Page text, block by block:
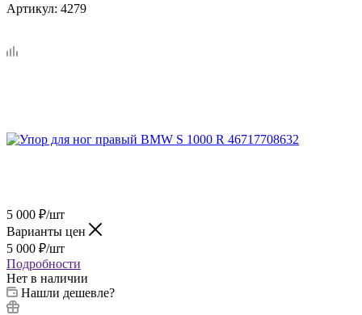
Артикул: 4279
5 000 ₽/шт
Варианты цен
5 000 ₽/шт
Подробности
Нет в наличии
Нашли дешевле?